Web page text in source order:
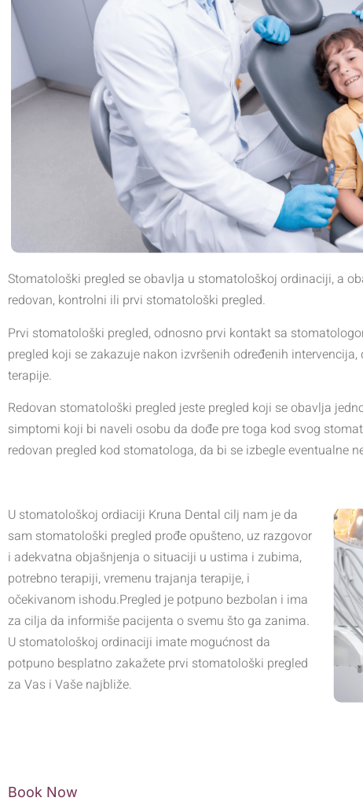
Stomatološki pregled se obavlja u stomatološkoj ordinaciji, a
redovan, kontrolni ili prvi stomatološki pregled.
Prvi stomatološki pregled, odnosno prvi kontakt sa
pregled koji se zakazuje nakon izvršenih određenih
terapije.
Redovan stomatološki pregled jeste pregled koji se obavlja
simptomi koji bi naveli osobu da dođe pre toga kod svog
redovan pregled kod stomatologa, da bi se izbegle eventualne
U stomatološkoj ordiaciji Kruna Dental cilj nam je da
sam stomatološki pregled prođe opušteno, uz razgovor
i adekvatna objašnjenja o situaciji u ustima i zubima,
potrebno terapiji, vremenu trajanja terapije, i
očekivanom ishodu.Pregled je potpuno bezbolan i ima
za cilja da informiše pacijenta o svemu što ga zanima.
U stomatološkoj ordinaciji imate mogućnost da
potpuno besplatno zakažete prvi stomatološki pregled
za Vas i Vaše najbliže.
Book Now